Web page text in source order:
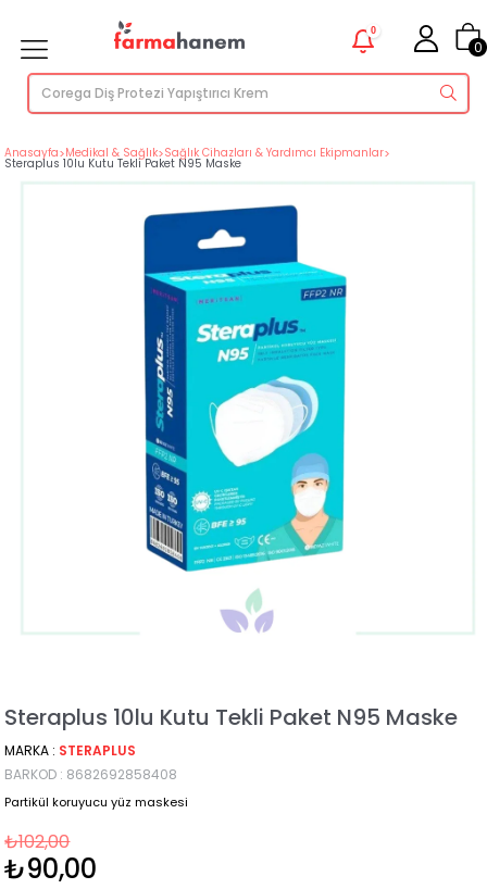
0
0
Anasayfa>Medikal & Sağlık>Sağlık Cihazları & Yardımcı Ekipmanlar>
Steraplus 10lu Kutu Tekli Paket N95 Maske
Steraplus 10lu Kutu Tekli Paket N95 Maske
MARKA : STERAPLUS
BARKOD : 8682692858408
Partikül koruyucu yüz maskesi
₺102,00
₺90,00